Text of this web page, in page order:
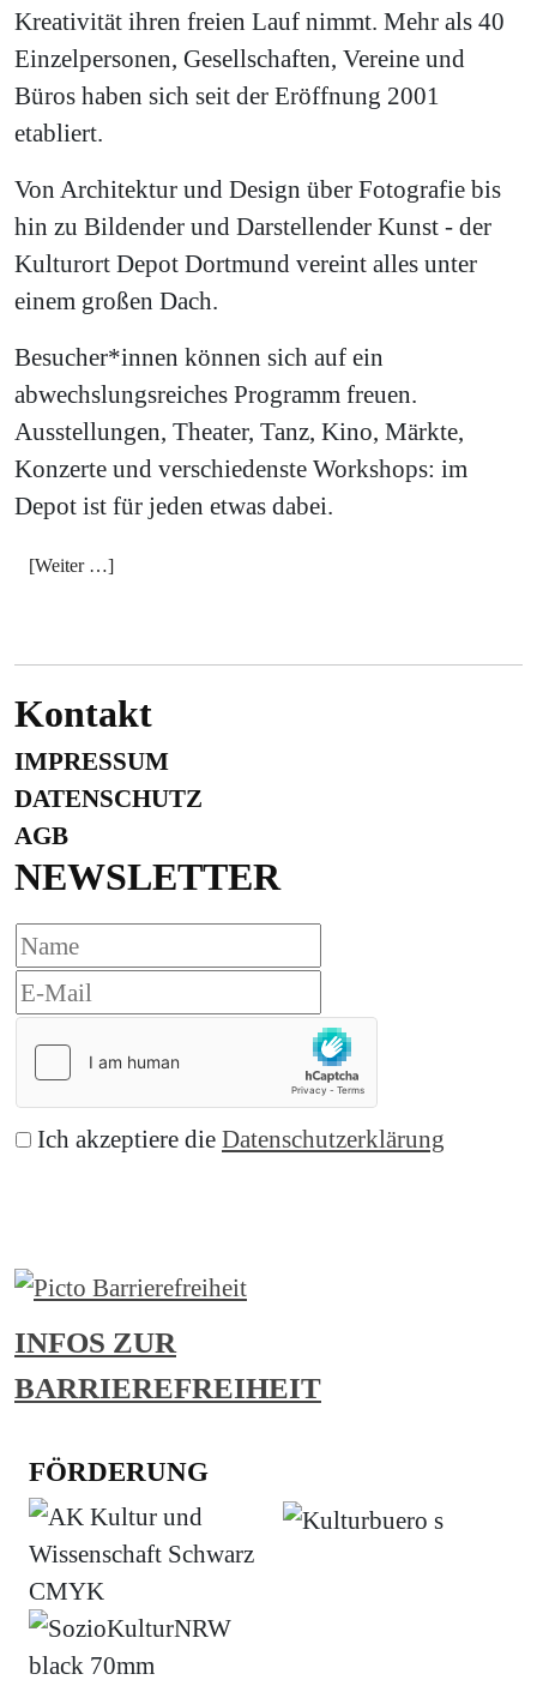
Kreativität ihren freien Lauf nimmt. Mehr als 40
Einzelpersonen, Gesellschaften, Vereine und
Büros haben sich seit der Eröffnung 2001
etabliert.
Von Architektur und Design über Fotografie bis
hin zu Bildender und Darstellender Kunst - der
Kulturort Depot Dortmund vereint alles unter
einem großen Dach.
Besucher*innen können sich auf ein
abwechslungsreiches Programm freuen.
Ausstellungen, Theater, Tanz, Kino, Märkte,
Konzerte und verschiedenste Workshops: im
Depot ist für jeden etwas dabei.
[Weiter …]
Kontakt
IMPRESSUM
DATENSCHUTZ
AGB
NEWSLETTER
Ich akzeptiere die Datenschutzerklärung
INFOS ZUR
BARRIEREFREIHEIT
FÖRDERUNG